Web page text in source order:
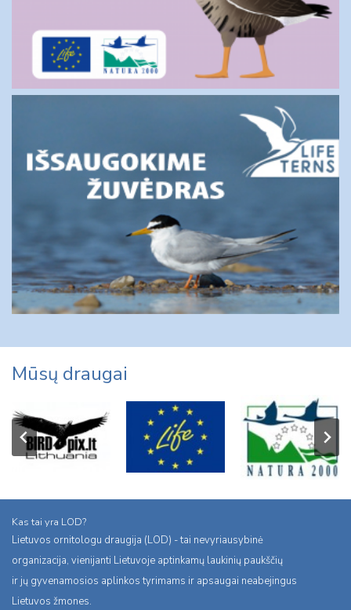
Mūsų draugai
Kas tai yra LOD?
Lietuvos ornitologu draugija (LOD) - tai nevyriausybinė
organizacija, vienijanti Lietuvoje aptinkamų laukinių paukščių
ir jų gyvenamosios aplinkos tyrimams ir apsaugai neabejingus
Lietuvos žmones.